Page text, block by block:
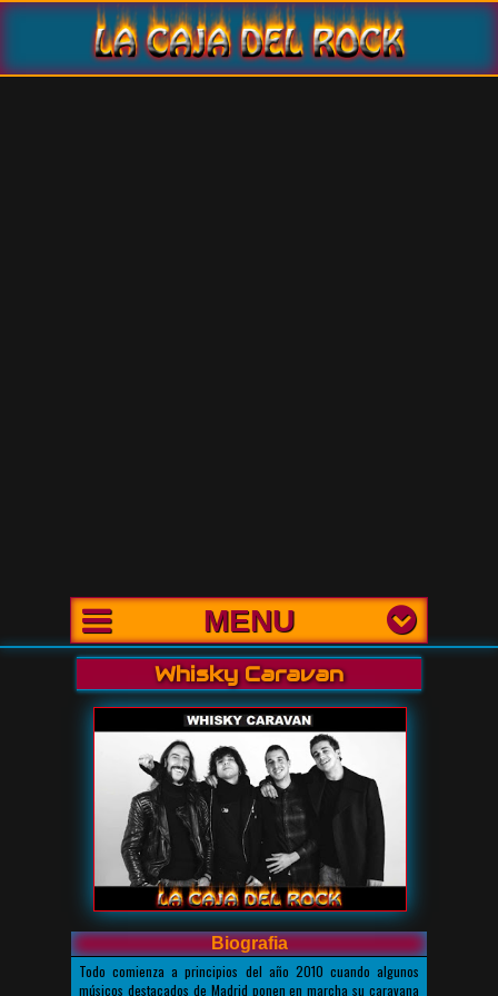
MENU
Whisky Caravan
Biografia
Todo comienza a principios del año 2010 cuando algunos
músicos destacados de Madrid ponen en marcha su caravana